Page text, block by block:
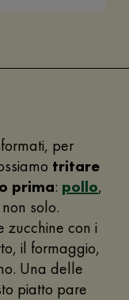
per
tritare
prima: pollo,
solo.
zucchine con i
il formaggio,
Una delle
piatto pare